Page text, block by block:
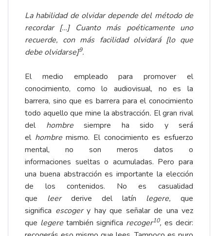
La habilidad de olvidar depende del método de
recordar […] Cuanto más poéticamente uno
recuerde, con más facilidad olvidará [lo que
debe olvidarse]9.
El medio empleado para promover el
conocimiento, como lo audiovisual, no es la
barrera, sino que es barrera para el conocimiento
todo aquello que mine la abstracción. El gran rival
del hombresiempre ha sido y será
el hombremismo. El conocimiento es esfuerzo
mental, no son meros datos o
informaciones sueltas o acumuladas. Pero para
una buena abstracción es importante la elección
de los contenidos. No es casualidad
que leerderive del latín legere, que
significa escoger y hay que señalar de una vez
que legere también significa recoger10, es decir: